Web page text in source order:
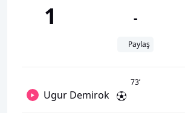
1 -
Paylaş
73’
Ugur Demirok